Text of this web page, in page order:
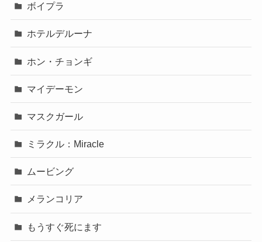
ボイプラ
ホテルデルーナ
ホン・チョンギ
マイデーモン
マスクガール
ミラクル：Miracle
ムービング
メランコリア
もうすぐ死にます